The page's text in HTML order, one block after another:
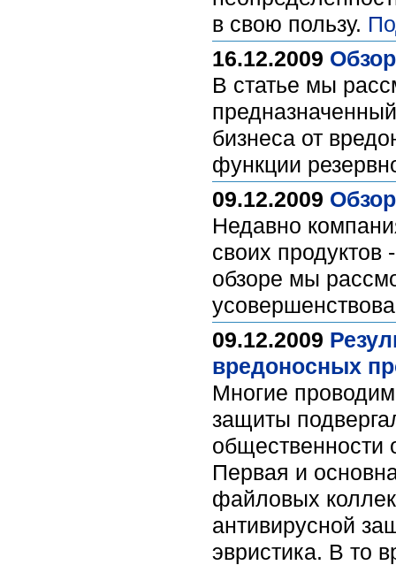
в свою пользу.
16.12.2009
В статье мы
бизнеса от
функции
09.12.2009
Недавно
своих
обзоре мы
09.12.2009
вредоносных
Многие
защиты
общественности
Первая и
файловых
антивирусной
эвристика. В то